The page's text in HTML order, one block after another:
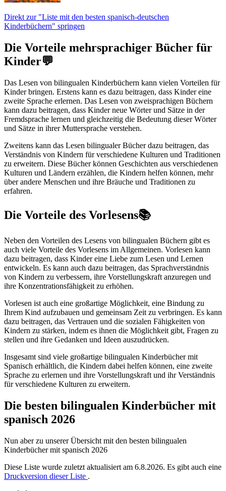
Direkt zur "Liste mit den besten spanisch-deutschen
Kinderbüchern" springen
Die Vorteile mehrsprachiger Bücher für
Kinder💬
Das Lesen von bilingualen Kinderbüchern kann vielen Vorteilen für
Kinder bringen. Erstens kann es dazu beitragen, dass Kinder eine
zweite Sprache erlernen. Das Lesen von zweisprachigen Büchern
kann dazu beitragen, dass Kinder neue Wörter und Sätze in der
Fremdsprache lernen und gleichzeitig die Bedeutung dieser Wörter
und Sätze in ihrer Muttersprache verstehen.
Zweitens kann das Lesen bilingualer Bücher dazu beitragen, das
Verständnis von Kindern für verschiedene Kulturen und Traditionen
zu erweitern. Diese Bücher können Geschichten aus verschiedenen
Kulturen und Ländern erzählen, die Kindern helfen können, mehr
über andere Menschen und ihre Bräuche und Traditionen zu
erfahren.
Die Vorteile des Vorlesens📚
Neben den Vorteilen des Lesens von bilingualen Büchern gibt es
auch viele Vorteile des Vorlesens im Allgemeinen. Vorlesen kann
dazu beitragen, dass Kinder eine Liebe zum Lesen und Lernen
entwickeln. Es kann auch dazu beitragen, das Sprachverständnis
von Kindern zu verbessern, ihre Vorstellungskraft anzuregen und
ihre Konzentrationsfähigkeit zu erhöhen.
Vorlesen ist auch eine großartige Möglichkeit, eine Bindung zu
Ihrem Kind aufzubauen und gemeinsam Zeit zu verbringen. Es kann
dazu beitragen, das Vertrauen und die sozialen Fähigkeiten von
Kindern zu stärken, indem es ihnen die Möglichkeit gibt, Fragen zu
stellen und ihre Gedanken und Ideen auszudrücken.
Insgesamt sind viele großartige bilingualen Kinderbücher mit
Spanisch erhältlich, die Kindern dabei helfen können, eine zweite
Sprache zu erlernen und ihre Vorstellungskraft und ihr Verständnis
für verschiedene Kulturen zu erweitern.
Die besten bilingualen Kinderbücher mit
spanisch 2026
Nun aber zu unserer Übersicht mit den besten bilingualen
Kinderbücher mit spanisch 2026
Diese Liste wurde zuletzt aktualisiert am 6.8.2026. Es gibt auch eine
Druckversion dieser Liste .